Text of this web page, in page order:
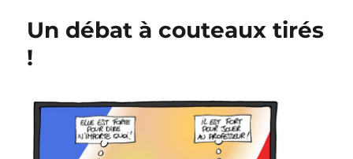
Un débat à couteaux tirés
!